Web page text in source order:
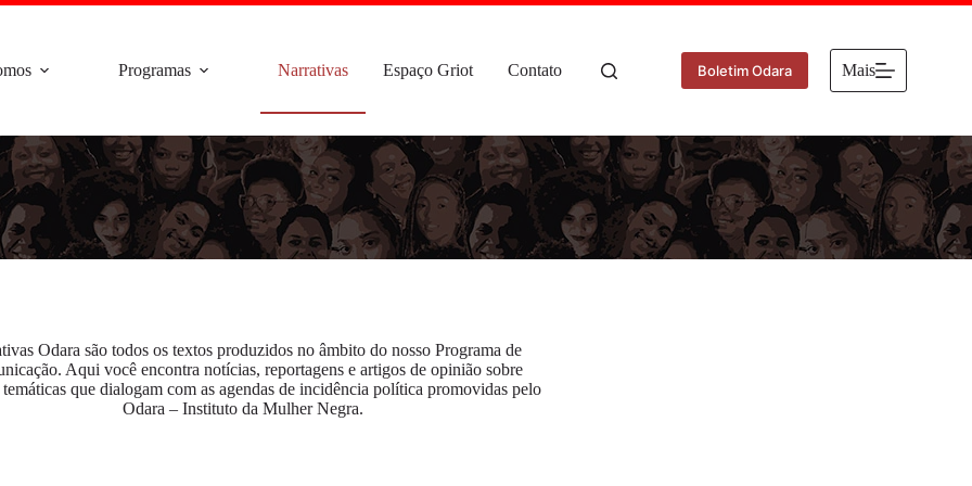
Programas Narrativas Espaço Griot Contato Boletim Odara Mais
Odara são todos os textos produzidos no âmbito do nosso Programa de
Aqui você encontra notícias, reportagens e artigos de opinião sobre
temáticas que dialogam com as agendas de incidência política promovidas pelo
Odara – Instituto da Mulher Negra.